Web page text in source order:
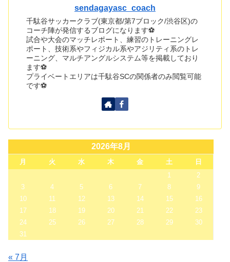
sendagayasc_coach
千駄谷サッカークラブ(東京都/第7ブロック/渋谷区)の
コーチ陣が発信するブログになります⚽
試合や大会のマッチレポート、練習のトレーニングレ
ポート、技術系やフィジカル系やアジリティ系のトレ
ーニング、マルチアングルシステム等を掲載しており
ます⚽
プライベートエリアは千駄谷SCの関係者のみ閲覧可能
です⚽
2026年8月
月 火 水 木 金 土
日
1
2
3
4 5 6 7 8
9
10
11 12 13 14 15
16
17
18 19 20 21 22
23
24
25 26 27 28 29
30
31
« 7月